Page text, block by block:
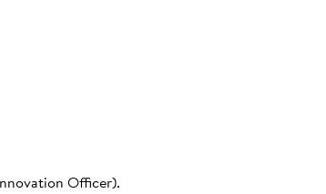
Officer).